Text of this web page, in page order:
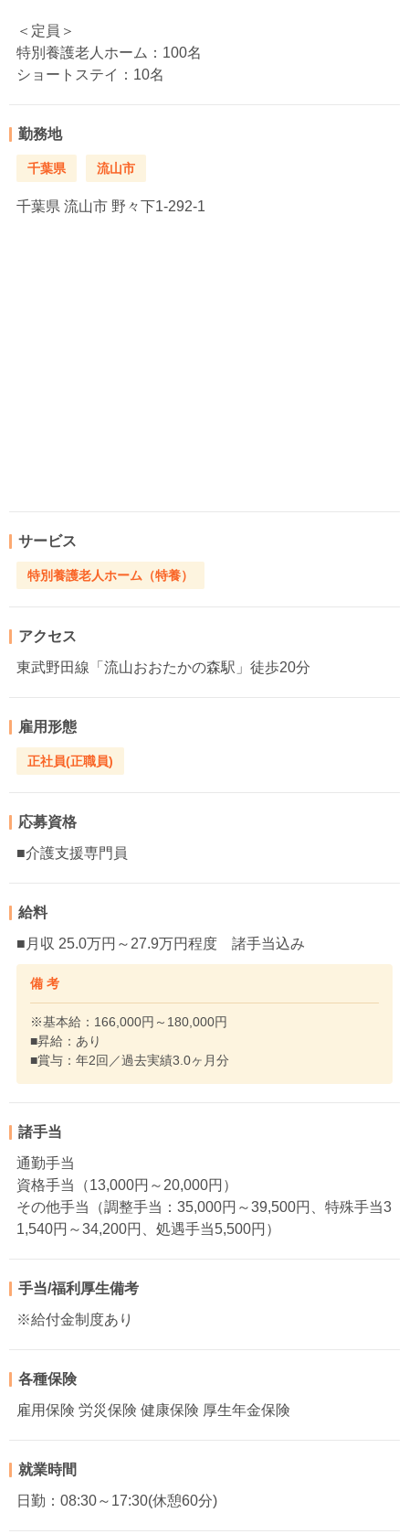
＜定員＞
特別養護老人ホーム：100名
ショートステイ：10名
勤務地
千葉県 流山市
千葉県 流山市 野々下1-292-1
サービス
特別養護老人ホーム（特養）
アクセス
東武野田線「流山おおたかの森駅」徒歩20分
雇用形態
正社員(正職員)
応募資格
■介護支援専門員
給料
■月収 25.0万円～27.9万円程度 諸手当込み
備 考
※基本給：166,000円～180,000円
■昇給：あり
■賞与：年2回／過去実績3.0ヶ月分
諸手当
通勤手当
資格手当（13,000円～20,000円）
その他手当（調整手当：35,000円～39,500円、特殊手当3
1,540円～34,200円、処遇手当5,500円）
手当/福利厚生備考
※給付金制度あり
各種保険
雇用保険 労災保険 健康保険 厚生年金保険
就業時間
日勤：08:30～17:30(休憩60分)